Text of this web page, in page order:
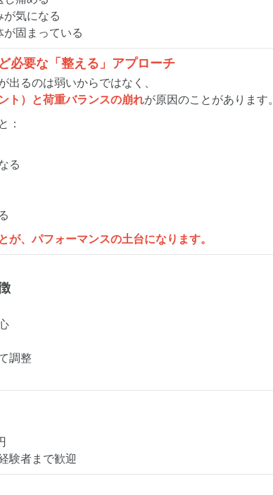
気になる
固まっている
必要な「整える」アプローチ
出るのは弱いからではなく、
ト）と荷重バランスの崩れが原因のことがあります。
：
る
が、パフォーマンスの土台になります。
調整
験者まで歓迎